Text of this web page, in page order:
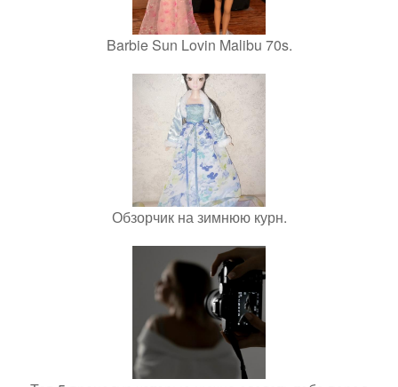
Barbie Sun Lovin Malibu 70s.
Обзорчик на зимнюю курн.